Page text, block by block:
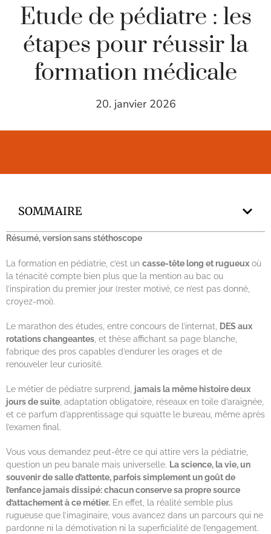
Etude de pédiatre : les
étapes pour réussir la
formation médicale
20. janvier 2026
SOMMAIRE
Résumé, version sans stéthoscope
La formation en pédiatrie, c’est un casse-tête long et rugueux où
la ténacité compte bien plus que la mention au bac ou
l’inspiration du premier jour (rester motivé, ce n’est pas donné,
croyez-moi).
Le marathon des études, entre concours de l’internat,
DES aux
rotations changeantes , et thèse affichant sa page blanche,
fabrique des pros capables d’endurer les orages et de
renouveler leur curiosité.
Le métier de pédiatre surprend, jamais la même histoire deux
jours de suite , adaptation obligatoire, réseaux en toile d’araignée,
et ce parfum d’apprentissage qui squatte le bureau, même après
l’examen final.
Vous vous demandez peut-être ce qui attire vers la pédiatrie,
question un peu banale mais universelle. La science, la vie, un
souvenir de salle d’attente, parfois simplement un goût de
l’enfance jamais dissipé: chacun conserve sa propre source
d’attachement à ce métier. En effet, la réalité semble plus
rugueuse que l’imaginaire, vous avancez dans un parcours qui ne
pardonne ni la démotivation ni la superficialité de l’engagement.